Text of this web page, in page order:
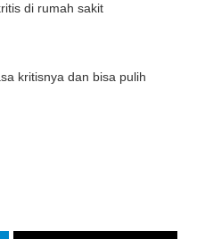
di rumah sakit
kritisnya dan bisa pulih